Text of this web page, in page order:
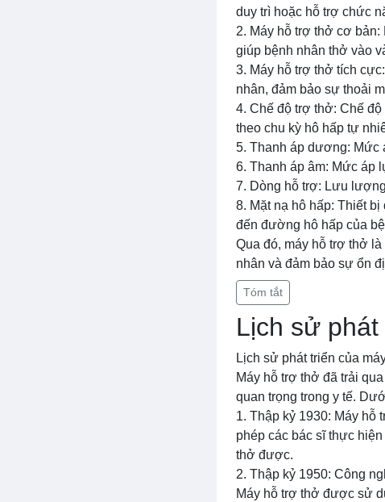
duy trì hoặc hỗ trợ chức
2. Máy hỗ trợ thở cơ
giúp bệnh nhân thở vào
3. Máy hỗ trợ thở tích
nhân, đảm bảo sự thoải
4. Chế độ trợ thở: Chế
theo chu kỳ hô hấp tự
5. Thanh áp dương: Mức
6. Thanh áp âm: Mức áp
7. Dòng hỗ trợ: Lưu
8. Mặt nạ hô hấp: Thiết
đến đường hô hấp của
Qua đó, máy hỗ trợ thở
nhân và đảm bảo sự ổn
Tóm tắt
Lịch sử
Lịch sử phát triển của
Máy hỗ trợ thở đã trải
quan trọng trong y tế.
1. Thập kỷ 1930: Máy hỗ
phép các bác sĩ thực
thở được.
2. Thập kỷ 1950: Công
Máy hỗ trợ thở được sử